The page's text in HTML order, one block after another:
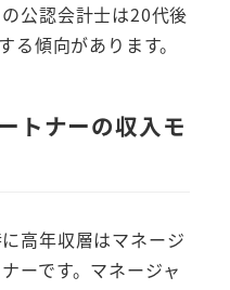
公認会計士は20代後
傾向があります。
トナーの収入モ
高年収層はマネージ
ーです。マネージャ